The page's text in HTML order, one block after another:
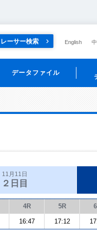
レーサー検索 English
データファイル
11月11日
２日目
4R 5R
16:47 17:12